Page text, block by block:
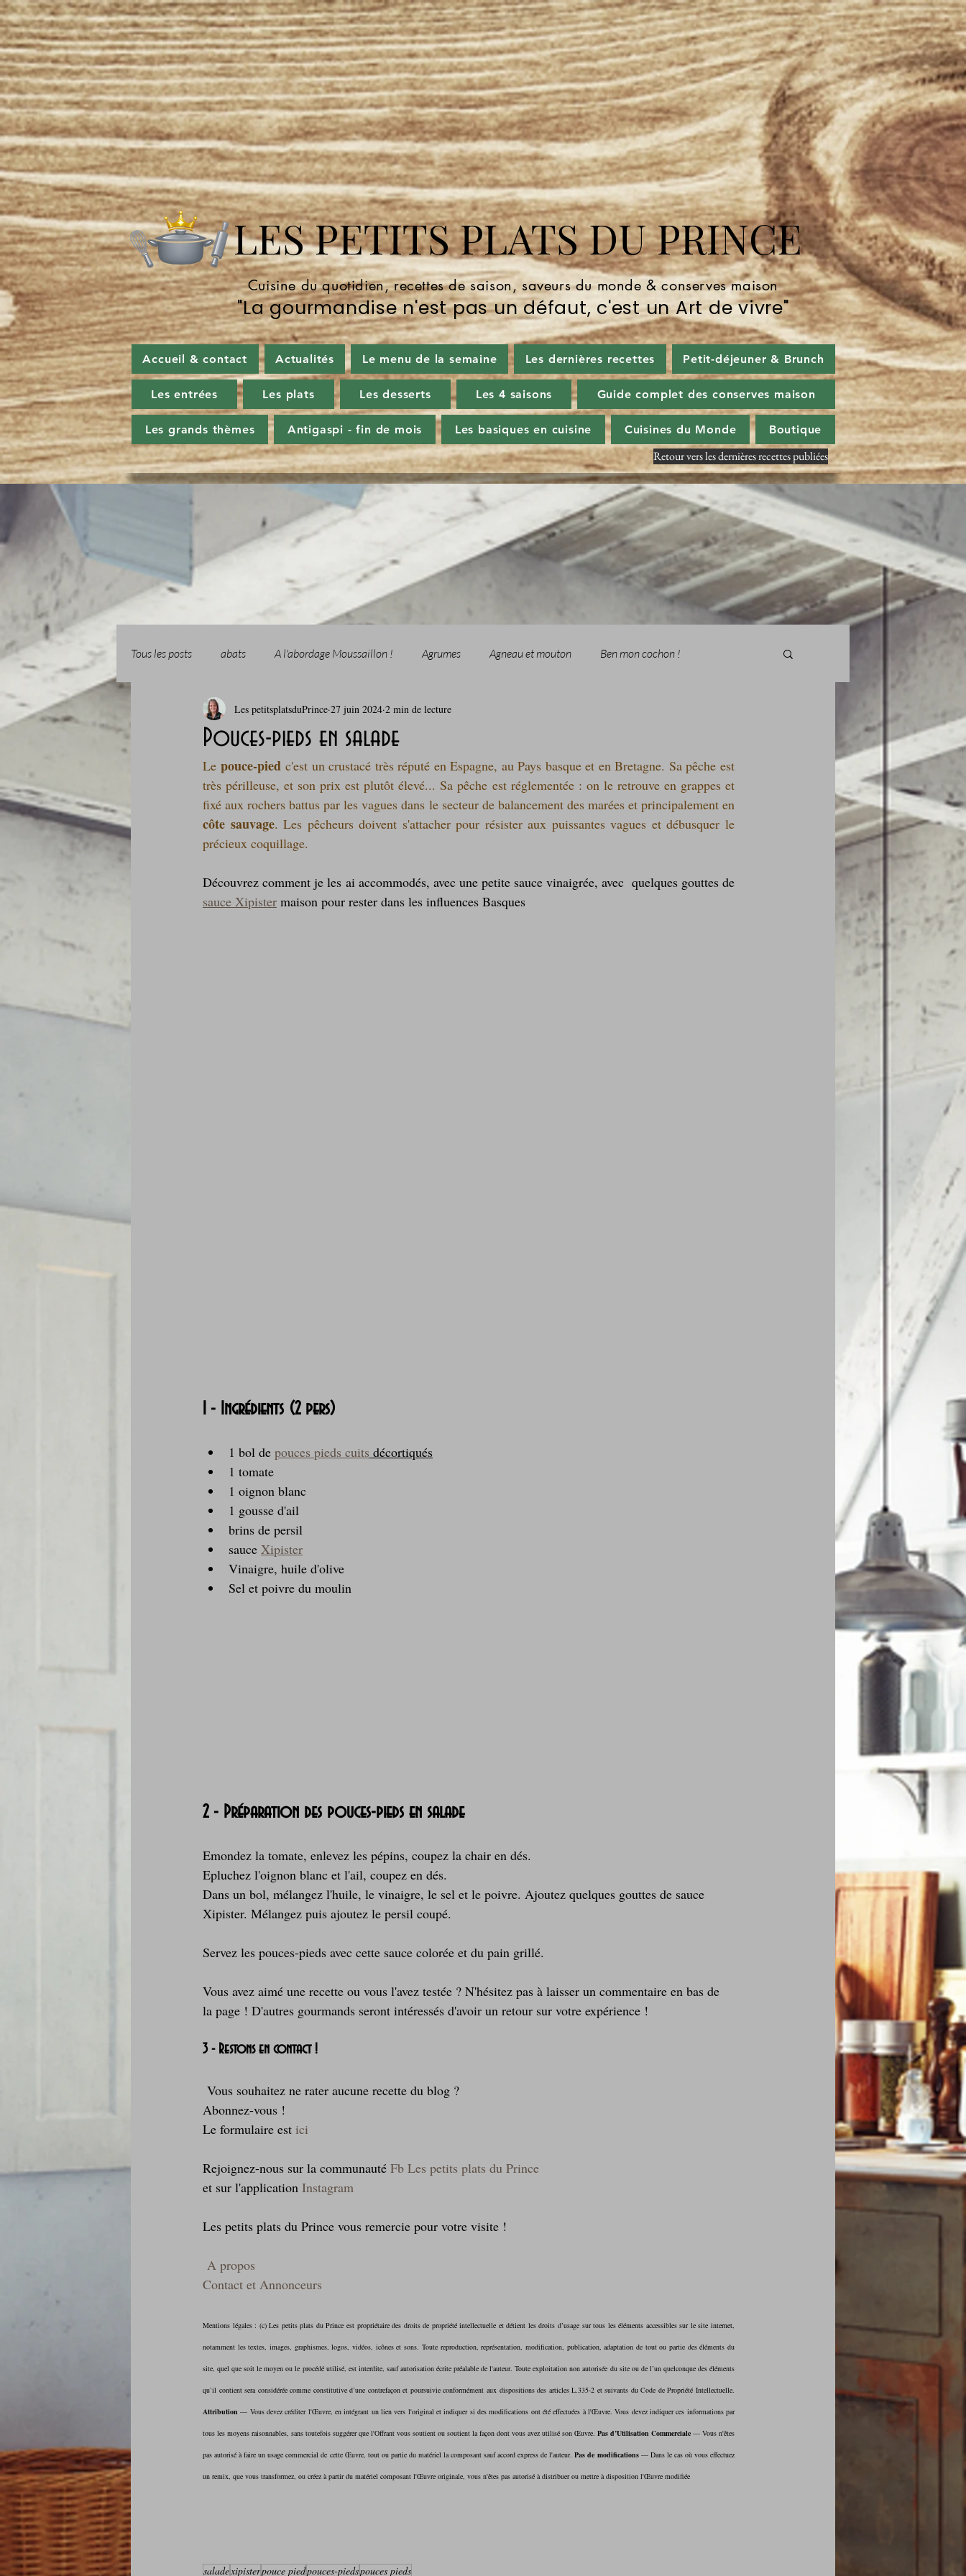
LES PETITS PLATS DU PRINCE
Cuisine du quotidien, recettes de saison, saveurs du monde & conserves maison
"La gourmandise n'est pas un défaut, c'est un Art de vivre"
Accueil & contact Actualités Le menu de la semaine Les dernières recettes Petit-déjeuner & Brunch
Les entrées Les plats Les desserts Les 4 saisons Guide complet des conserves maison
Les grands thèmes Antigaspi - fin de mois Les basiques en cuisine Cuisines du Monde Boutique
Retour vers les dernières recettes publiées
Tous les posts abats A l'abordage Moussaillon ! Agrumes Agneau et mouton Ben mon cochon !
Boissons et cocktails Boulangerie Breakfast c'est la rentrée !
Comfort food, les recettes doudou Coquillages et crustacés Courges, cucurbitacées cuisine des fleurs
Cuisine du Camping Déjeuner sur l'herbe Desserts - glaces - pâtisserie Finger food, snack Foire au vin
Fondus de chocolat fruits à coque Garden Party - buffet - Verrines Gâteau d'anniversaire
Pouces-pieds en salade
Les petitsplatsduPrince 27 juin 2024 2 min de lecture
Le pouce-pied c'est un crustacé très réputé en Espagne, au Pays basque et en Bretagne. Sa pêche est
très périlleuse, et son prix est plutôt élevé... Sa pêche est réglementée : on le retrouve en grappes et
côte sauvage. Les pêcheurs doivent s'attacher pour résister aux puissantes vagues et débusquer le
précieux coquillage.
sauce Xipister maison pour rester dans les influences Basques
1 - Ingrédients (2 pers)
1 bol de pouces pieds cuits décortiqués
1 tomate
1 oignon blanc
1 gousse d'ail
brins de persil
sauce Xipister
Vinaigre, huile d'olive
Sel et poivre du moulin
2 - Préparation des pouces-pieds en salade
Emondez la tomate, enlevez les pépins, coupez la chair en dés.
Epluchez l'oignon blanc et l'ail, coupez en dés.
Dans un bol, mélangez l'huile, le vinaigre, le sel et le poivre. Ajoutez quelques gouttes de sauce
Xipister. Mélangez puis ajoutez le persil coupé.
Servez les pouces-pieds avec cette sauce colorée et du pain grillé.
Vous avez aimé une recette ou vous l'avez testée ? N'hésitez pas à laisser un commentaire en bas de
la page ! D'autres gourmands seront intéressés d'avoir un retour sur votre expérience !
3 - Restons en contact !
Vous souhaitez ne rater aucune recette du blog ?
Abonnez-vous !
Le formulaire est ici
Rejoignez-nous sur la communauté Fb Les petits plats du Prince
et sur l'application Instagram
Les petits plats du Prince vous remercie pour votre visite !
A propos
Contact et Annonceurs
Mentions légales : (c) Les petits plats du Prince est propriétaire des droits de propriété intellectuelle et détient les droits d’usage sur tous les éléments accessibles sur le site internet,
notamment les textes, images, graphismes, logos, vidéos, icônes et sons. Toute reproduction, représentation, modification, publication, adaptation de tout ou partie des éléments du
site, quel que soit le moyen ou le procédé utilisé, est interdite, sauf autorisation écrite préalable de l'auteur. Toute exploitation non autorisée du site ou de l’un quelconque des éléments
Attribution — Vous devez créditer l'Œuvre, en intégrant un lien vers l'original et indiquer si des modifications ont été effectuées à l'Œuvre. Vous devez indiquer ces informations par
tous les moyens raisonnables, sans toutefois suggérer que l'Offrant vous soutient ou soutient la façon dont vous avez utilisé son Œuvre. Pas d’Utilisation Commerciale — Vous n'êtes
pas autorisé à faire un usage commercial de cette Œuvre, tout ou partie du matériel la composant sauf accord express de l'auteur. Pas de modifications — Dans le cas où vous effectuez
un remix, que vous transformez, ou créez à partir du matériel composant l'Œuvre originale, vous n'êtes pas autorisé à distribuer ou mettre à disposition l'Œuvre modifiée
saladexipisterpouce piedpouces-piedspouces pieds